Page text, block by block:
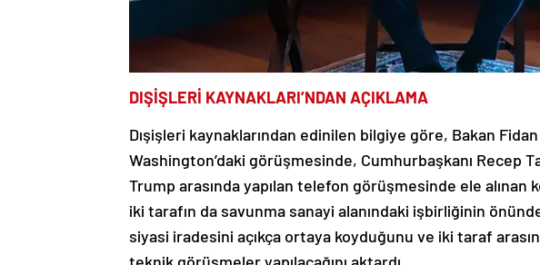
Washington’daki görüşmesinde, Cumhurbaşkanı Recep
Trump arasında yapılan telefon görüşmesinde ele alınan
iki tarafın da savunma sanayi alanındaki işbirliğinin
siyasi iradesini açıkça ortaya koyduğunu ve iki taraf
teknik görüşmeler yapılacağını aktardı.